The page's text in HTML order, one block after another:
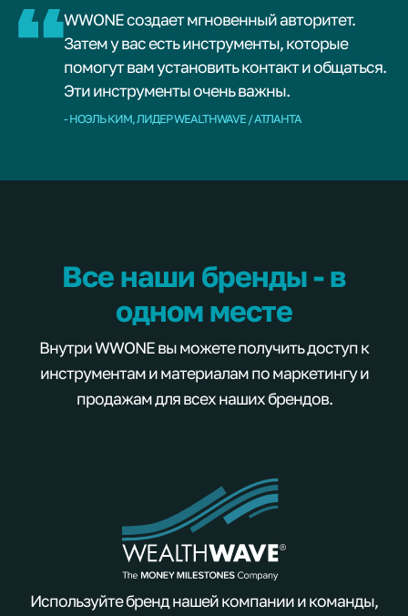
WWONE создает мгновенный авторитет.
Затем у вас есть инструменты, которые
помогут вам установить контакт и общаться.
Эти инструменты очень важны.
- НОЭЛЬ КИМ, ЛИДЕР WEALTHWAVE / АТЛАНТА
Все наши бренды - в
одном месте
Внутри WWONE вы можете получить доступ к
инструментам и материалам по маркетингу и
продажам для всех наших брендов.
Используйте бренд нашей компании и команды,